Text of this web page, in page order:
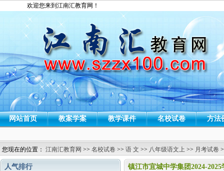
欢迎您来到江南汇教育网！
网站首页 教案学案 教学课件 名校试卷 方法
您现在的位置： 江南汇教育网 >> 名校试卷 >> 语 文 >> 八年级语文上 >> 月考试卷
人气排行 镇江市宜城中学集团2024-